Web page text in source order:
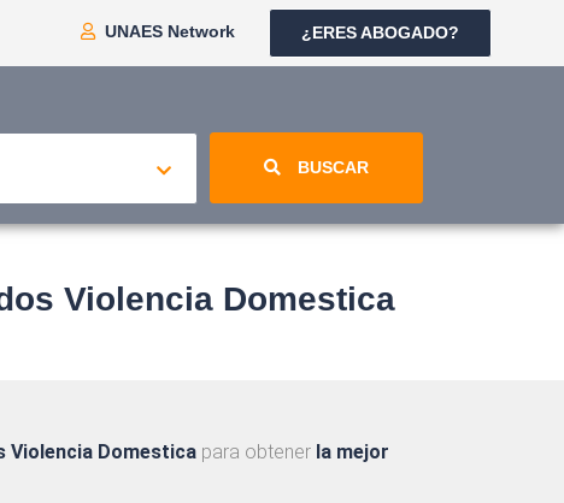
UNAES Network ¿ERES ABOGADO?
BUSCAR
Violencia Domestica
Violencia Domestica para obtener la mejor